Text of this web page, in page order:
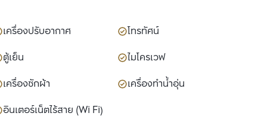
เครื่องปรับอากาศ
โทรทัศน์
ตู้เย็น
ไมโครเวฟ
เครื่องซักผ้า
เครื่องทำน้ำอุ่น
อินเตอร์เน็ตไร้สาย (Wi Fi)